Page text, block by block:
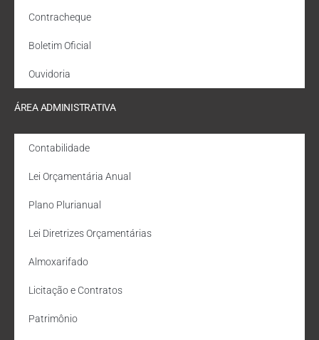
Contracheque
Boletim Oficial
Ouvidoria
ÁREA ADMINISTRATIVA
Contabilidade
Lei Orçamentária Anual
Plano Plurianual
Lei Diretrizes Orçamentárias
Almoxarifado
Licitação e Contratos
Patrimônio